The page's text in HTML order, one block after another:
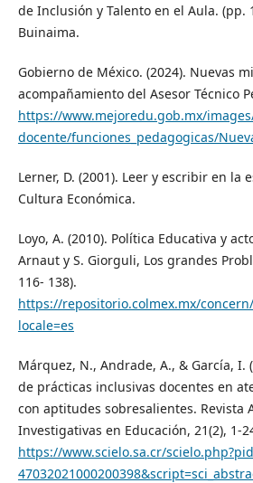
de Inclusión y Talento en el Aula. (pp.
Buinaima.
Gobierno de México. (2024). Nuevas
acompañamiento del Asesor Técnico
https://www.mejoredu.gob.mx/
docente/funciones_pedagogicas/
Lerner, D. (2001). Leer y escribir en la
Cultura Económica.
Loyo, A. (2010). Política Educativa y
Arnaut y S. Giorguli, Los grandes
116- 138).
https://repositorio.colmex.mx/
locale=es
Márquez, N., Andrade, A., & García, I.
de prácticas inclusivas docentes en
con aptitudes sobresalientes. Revista
Investigativas en Educación, 21(2), 1-
https://www.scielo.sa.cr/